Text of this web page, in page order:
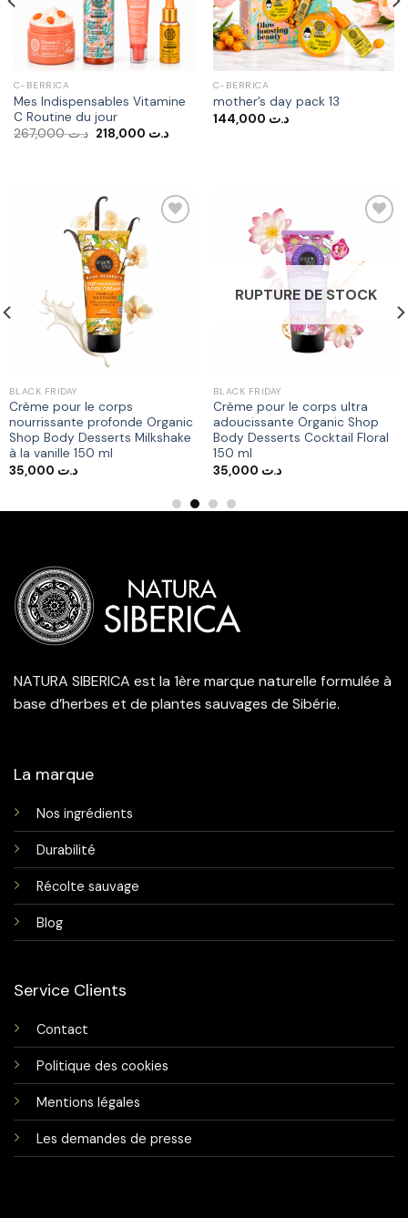
C-BERRICA
Mes Indispensables Vitamine
C Routine du jour
د.ت267,000 Le
prix
د.تLe
C-BERRICA
mother’s day pack 13
د.ت
Ajouter
BLACK FRIDAY
Crème pour le corps
nourrissante profonde Organic
Shop Body Desserts Milkshake
à la vanille 150 ml
د.ت
Ajouter
à la liste
d’envies
RUPTURE DE STOCK
BLACK FRIDAY
Crème pour le corps ultra
adoucissante Organic Shop
Body Desserts Cocktail Floral
150 ml
د.ت
NATURA SIBERICA est la 1ère marque naturelle formulée à
base d’herbes et de plantes sauvages de Sibérie.
La marque
Nos ingrédients
Durabilité
Récolte sauvage
Blog
Service Clients
Contact
Politique des cookies
Mentions légales
Les demandes de presse